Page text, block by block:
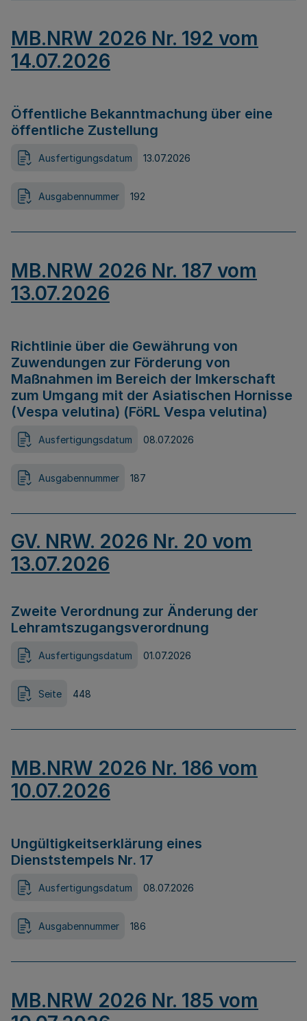
MB.NRW 2026 Nr. 192 vom
14.07.2026
Öffentliche Bekanntmachung über eine
öffentliche Zustellung
Ausfertigungsdatum 13.07.2026
Ausgabennummer 192
MB.NRW 2026 Nr. 187 vom
13.07.2026
Richtlinie über die Gewährung von
Zuwendungen zur Förderung von
Maßnahmen im Bereich der Imkerschaft
zum Umgang mit der Asiatischen Hornisse
(Vespa velutina) (FöRL Vespa velutina)
Ausfertigungsdatum 08.07.2026
Ausgabennummer 187
GV. NRW. 2026 Nr. 20 vom
13.07.2026
Zweite Verordnung zur Änderung der
Lehramtszugangsverordnung
Ausfertigungsdatum 01.07.2026
Seite 448
MB.NRW 2026 Nr. 186 vom
10.07.2026
Ungültigkeitserklärung eines
Dienststempels Nr. 17
Ausfertigungsdatum 08.07.2026
Ausgabennummer 186
MB.NRW 2026 Nr. 185 vom